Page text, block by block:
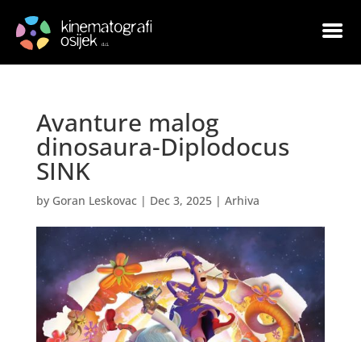
Avanture malog
dinosaura-Diplodocus
SINK
by Goran Leskovac| Dec 3, 2025| Arhiva